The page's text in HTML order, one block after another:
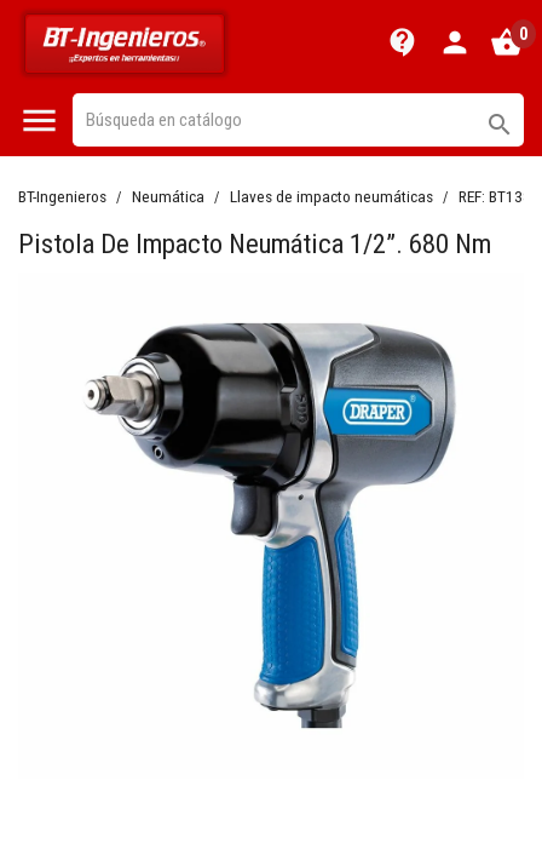
contact_support person shopping_basket0
 
BT-Ingenieros Neumática Llaves de impacto neumáticas REF:
Pistola De Impacto Neumática 1/2”. 680 Nm